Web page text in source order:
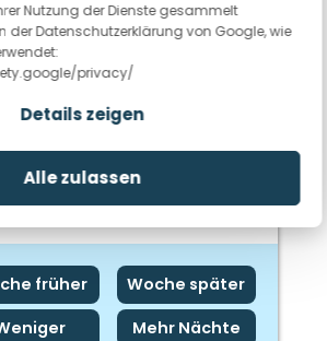
Nutzung der Dienste gesammelt
der Datenschutzerklärung von Google, wie
privacy/
Details zeigen
Alle zulassen
Estivotravel
Family
34 m² 3
Weitere Infos
früher
Woche später
Mehr Nächte